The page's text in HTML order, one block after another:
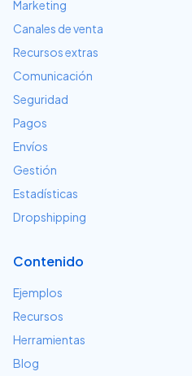
Marketing
Canales de venta
Recursos extras
Comunicación
Seguridad
Pagos
Envíos
Gestión
Estadísticas
Dropshipping
Contenido
Ejemplos
Recursos
Herramientas
Blog